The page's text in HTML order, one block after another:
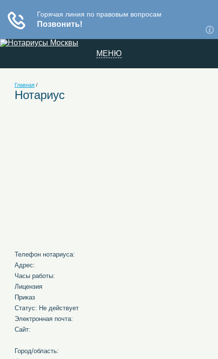
МЕНЮ
Главная /
Нотариус
Телефон нотариуса:
Адрес:
Часы работы:
Лицензия
Приказ
Статус: Не действует
Электронная почта:
Сайт:
Город/область: